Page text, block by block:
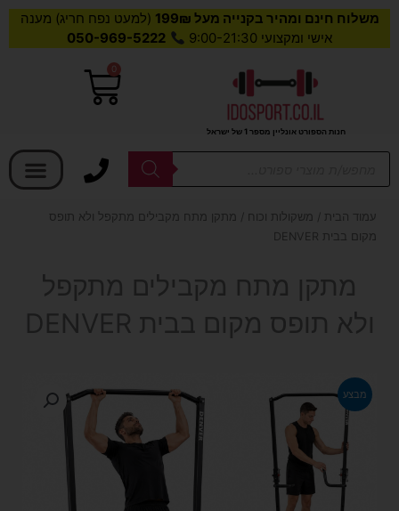
משלוח חינם ומהיר בקנייה מעל 199₪
(למעט נפח חריג) מענה
אישי ומקצועי 9:00-21:30
050-969-5222
חנות הספורט אונליין מספר 1 של ישראל
0
עגלת
Products
עמוד הבית / משקולות וכוח / מתקן מתח מקבילים מתקפל ולא תופס
מקום בבית DENVER
מתקן מתח מקבילים מתקפל
ולא תופס מקום בבית DENVER
מבצע